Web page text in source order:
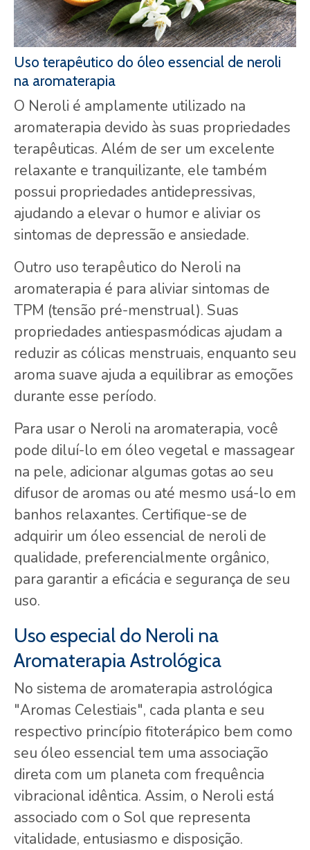
Uso terapêutico do óleo essencial de neroli
na aromaterapia
O Neroli é amplamente utilizado na
aromaterapia devido às suas propriedades
terapêuticas. Além de ser um excelente
relaxante e tranquilizante, ele também
possui propriedades antidepressivas,
ajudando a elevar o humor e aliviar os
sintomas de depressão e ansiedade.
Outro uso terapêutico do Neroli na
aromaterapia é para aliviar sintomas de
TPM (tensão pré-menstrual). Suas
propriedades antiespasmódicas ajudam a
reduzir as cólicas menstruais, enquanto seu
aroma suave ajuda a equilibrar as emoções
durante esse período.
Para usar o Neroli na aromaterapia, você
pode diluí-lo em óleo vegetal e massagear
na pele, adicionar algumas gotas ao seu
difusor de aromas ou até mesmo usá-lo em
banhos relaxantes. Certifique-se de
adquirir um óleo essencial de neroli de
qualidade, preferencialmente orgânico,
para garantir a eficácia e segurança de seu
uso.
Uso especial do Neroli na
Aromaterapia Astrológica
No sistema de aromaterapia astrológica
"Aromas Celestiais", cada planta e seu
respectivo princípio fitoterápico bem como
seu óleo essencial tem uma associação
direta com um planeta com frequência
vibracional idêntica. Assim, o Neroli está
associado com o Sol que representa
vitalidade, entusiasmo e disposição.